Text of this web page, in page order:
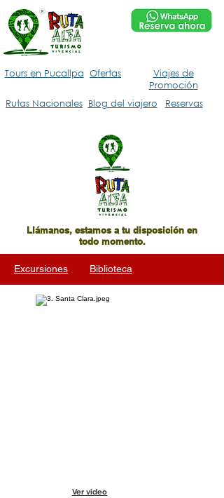
Tours en Pucallpa
Rutas Nacionales
Ofertas
Viajes de
Promoción
Blog del viajero
Reservas
Llámanos, estamos a tu disposición en
todo momento.
Excursiones Biblioteca
Ver video